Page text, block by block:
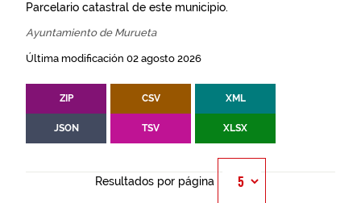
Parcelario catastral de este municipio.
Ayuntamiento de Murueta
Última modificación 02 agosto 2026
ZIP CSV XML
JSON TSV XLSX
Resultados por página